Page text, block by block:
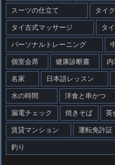
スーツの仕立て タイ
タイ古式マッサージ タ
パーソナルトレーニング
個室会席 健康診断書 内
名家 日本語レッスン
水の時間 洋食と串かつ
漏電チェック 焼きそば 英
賃貸マンション 運転免許証
釣り